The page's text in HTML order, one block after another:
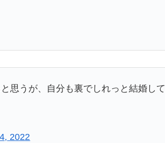
思うが、自分も裏でしれっと結婚して
2022